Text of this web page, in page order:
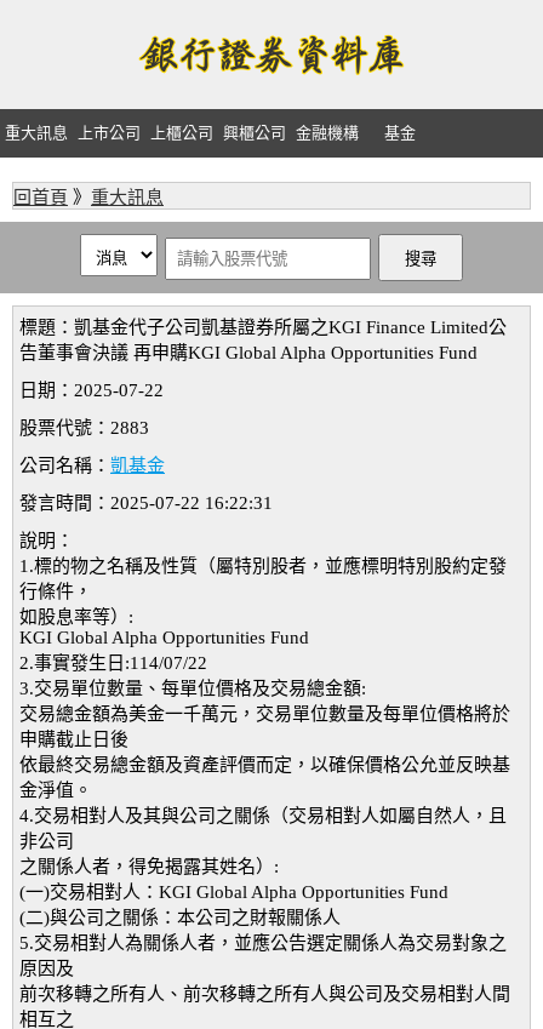
重大訊息 上市公司 上櫃公司 興櫃公司 金融機構 基金
回首頁 》 重大訊息
標題：凱基金代子公司凱基證券所屬之KGI Finance Limited公
告董事會決議 再申購KGI Global Alpha Opportunities Fund
日期：2025-07-22
股票代號：2883
公司名稱： 凱基金
發言時間：2025-07-22 16:22:31
說明：
1.標的物之名稱及性質（屬特別股者，並應標明特別股約定發
行條件，
如股息率等）:
KGI Global Alpha Opportunities Fund
2.事實發生日:114/07/22
3.交易單位數量、每單位價格及交易總金額:
交易總金額為美金一千萬元，交易單位數量及每單位價格將於
申購截止日後
依最終交易總金額及資產評價而定，以確保價格公允並反映基
金淨值。
4.交易相對人及其與公司之關係（交易相對人如屬自然人，且
非公司
之關係人者，得免揭露其姓名）:
(一)交易相對人：KGI Global Alpha Opportunities Fund
(二)與公司之關係：本公司之財報關係人
5.交易相對人為關係人者，並應公告選定關係人為交易對象之
原因及
前次移轉之所有人、前次移轉之所有人與公司及交易相對人間
相互之